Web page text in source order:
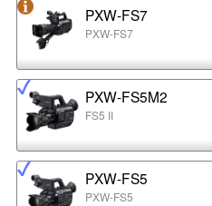
PXW-FS7
PXW-FS7
PXW-FS5M2
FS5 II
PXW-FS5
PXW-FS5